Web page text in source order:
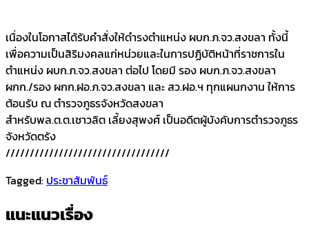
เนื่องในโอกาสได้รับคำสั่งให้ดำรงตำแหน่ง ผบก.ภ.จว.สงขลา ทั้งนี้
เพื่อความเป็นสิริมงคลแก่หน่วยและในการปฏิบัติหน้าที่ราชการใน
ตำแหน่ง ผบก.ภ.จว.สงขลา ต่อไป โดยมี รอง ผบก.ภ.จว.สงขลา
ผกก./รอง ผกก.ฝอ.ภ.จว.สงขลา และ สว.ฝอ.ฯ ทุกแผนกงาน ให้การ
ต้อนรับ ณ ตำรวจภูธรจังหวัดสงขลา
สำหรับพล.ต.ต.เชาวลิต เลี้ยงสุพงศ์ เป็นอดีตผู้บังคับการตำรวจภูธร
จังหวัดตรัง
//////////////////////////////////
Tagged: ประชาสัมพันธ์
แนะแนวเรื่อง